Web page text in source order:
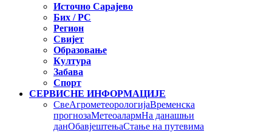
Источно Сарајево
Бих / РС
Регион
Свијет
Образовање
Култура
Забава
Спорт
СЕРВИСНЕ ИНФОРМАЦИЈЕ
СвеАгрометеорологијаВременска
прогнозаМетеоалармНа данашњи
данОбавјештењаСтање на путевима